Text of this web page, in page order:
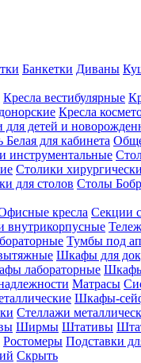
Банкетки Диваны
Кресла вестибулярные
Кресла
для детей и
Белая для кабинета
инструментальные
Столики
для столов Столы
кресла Секции
внутрикорпусные
Тумбы под
Шкафы для
лабораторные
Матрасы
Шкафы-
Стеллажи
Ширмы Штативы
Ростомеры Подставки
Скрыть